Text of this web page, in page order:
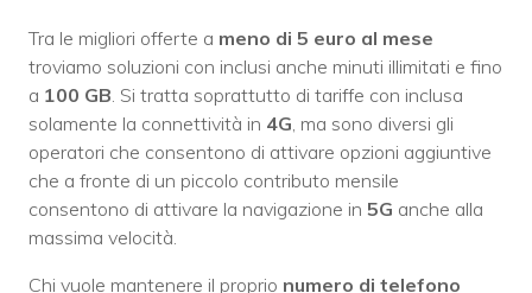
Tra le migliori offerte a meno di 5 euro al mese
troviamo soluzioni con inclusi anche minuti illimitati e fino
a 100 GB . Si tratta soprattutto di tariffe con inclusa
solamente la connettività in 4G , ma sono diversi gli
operatori che consentono di attivare opzioni aggiuntive
che a fronte di un piccolo contributo mensile
consentono di attivare la navigazione in 5G anche alla
massima velocità.
Chi vuole mantenere il proprio numero di telefono